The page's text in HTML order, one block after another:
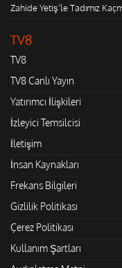
Zahide Yetiş'le Tadımız
TV8
TV8
TV8 Canlı Yayın
Yatırımcı İlişkileri
İzleyici Temsilcisi
İletişim
İnsan Kaynakları
Frekans Bilgileri
Gizlilik Politikası
Çerez Politikası
Kullanım Şartları